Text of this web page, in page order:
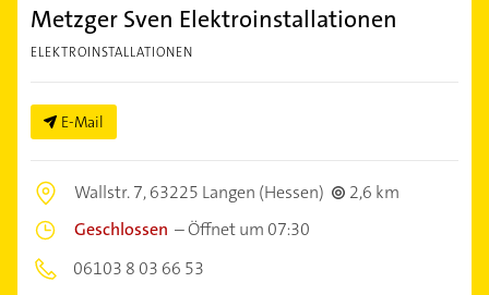
Metzger Sven Elektroinstallationen
ELEKTROINSTALLATIONEN
E-Mail
Wallstr. 7,63225 Langen (Hessen)
2,6 km
Geschlossen –Öffnet um 07:30
06103 8 03 66 53